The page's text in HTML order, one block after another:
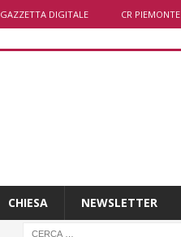
GAZZETTA DIGITALE CR PIEMONTE
CHIESA NEWSLETTER